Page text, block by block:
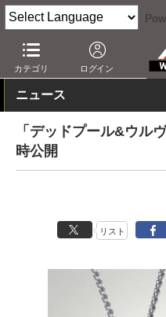
カテゴリ ログイン
AV Watch コンテンツ・サー
ニュース
「デッドプール&ウル
時公開
リスト